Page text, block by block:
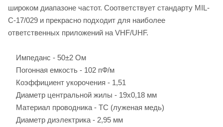
широком диапазоне частот. Соответствует стандарту MIL-
C-17/029 и прекрасно подходит для наиболее
ответственных приложений на VHF/UHF.
Импеданс - 50±2 Ом
Погонная емкость - 102 пФ/м
Коэффициент укорочения - 1,51
Диаметр центральной жилы - 19x0,18 мм
Материал проводника - TC (луженая медь)
Диаметр диэлектрика - 2,95 мм